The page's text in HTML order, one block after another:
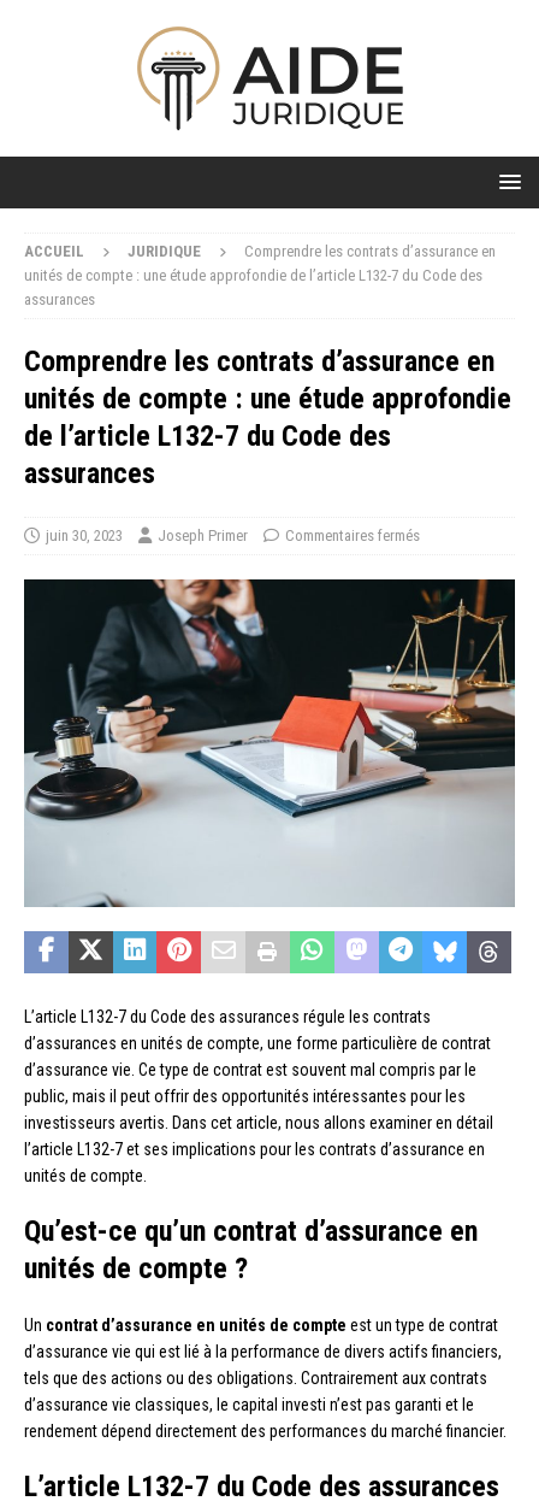
ACCUEIL JURIDIQUE
Comprendre les contrats d’assurance en
unités de compte : une étude approfondie de l’article L132-7 du Code des
assurances
Comprendre les contrats d’assurance en
unités de compte : une étude approfondie
de l’article L132-7 du Code des
assurances
juin 30, 2023 Joseph Primer Commentaires fermés
L’article L132-7 du Code des assurances régule les contrats
d’assurances en unités de compte, une forme particulière de contrat
d’assurance vie. Ce type de contrat est souvent mal compris par le
public, mais il peut offrir des opportunités intéressantes pour les
investisseurs avertis. Dans cet article, nous allons examiner en détail
l’article L132-7 et ses implications pour les contrats d’assurance en
unités de compte.
Qu’est-ce qu’un contrat d’assurance en
unités de compte ?
Un contrat d’assurance en unités de compte est un type de contrat
d’assurance vie qui est lié à la performance de divers actifs financiers,
tels que des actions ou des obligations. Contrairement aux contrats
d’assurance vie classiques, le capital investi n’est pas garanti et le
rendement dépend directement des performances du marché financier.
L’article L132-7 du Code des assurances